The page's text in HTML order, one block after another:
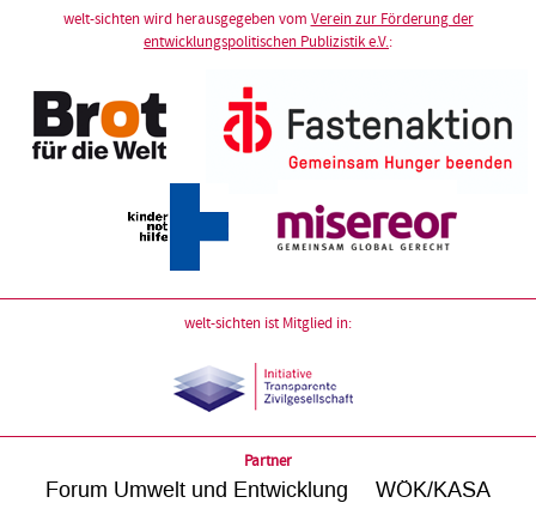
welt-sichten wird herausgegeben vom Verein zur Förderung der
entwicklungspolitischen Publizistik e.V.:
welt-sichten ist Mitglied in:
Partner
Forum Umwelt und Entwicklung WÖK/KASA